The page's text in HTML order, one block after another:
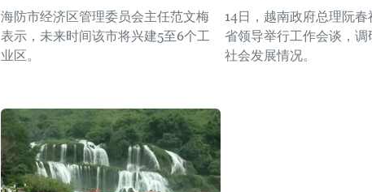
海防市经济区管理委员会主任范文梅
表示，未来时间该市将兴建5至6个工
业区。
14日，越南政府总理阮
省领导举行工作会谈，调
社会发展情况。